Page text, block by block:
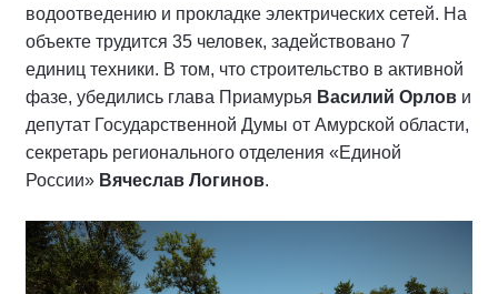
водоотведению и прокладке электрических сетей. На
объекте трудится 35 человек, задействовано 7
единиц техники. В том, что строительство в активной
фазе, убедились глава Приамурья Василий Орлов и
депутат Государственной Думы от Амурской области,
секретарь регионального отделения «Единой
России» Вячеслав Логинов.